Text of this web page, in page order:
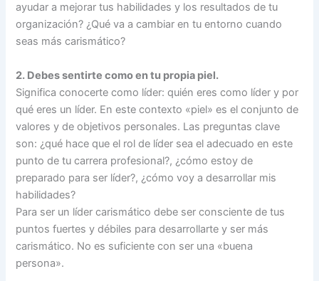
ayudar a mejorar tus habilidades y los resultados de tu
organización? ¿Qué va a cambiar en tu entorno cuando
seas más carismático?
2. Debes sentirte como en tu propia piel.
Significa conocerte como líder: quién eres como líder y por
qué eres un líder. En este contexto «piel» es el conjunto de
valores y de objetivos personales. Las preguntas clave
son: ¿qué hace que el rol de líder sea el adecuado en este
punto de tu carrera profesional?, ¿cómo estoy de
preparado para ser líder?, ¿cómo voy a desarrollar mis
habilidades?
Para ser un líder carismático debe ser consciente de tus
puntos fuertes y débiles para desarrollarte y ser más
carismático. No es suficiente con ser una «buena
persona».